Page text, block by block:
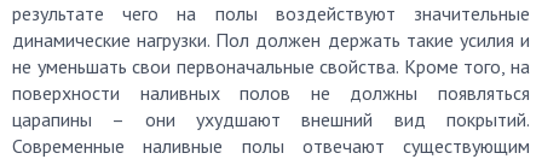
результате чего на полы воздействуют значительные
динамические нагрузки. Пол должен держать такие усилия и
не уменьшать свои первоначальные свойства. Кроме того, на
поверхности наливных полов не должны появляться
царапины – они ухудшают внешний вид покрытий.
Современные наливные полы отвечают существующим